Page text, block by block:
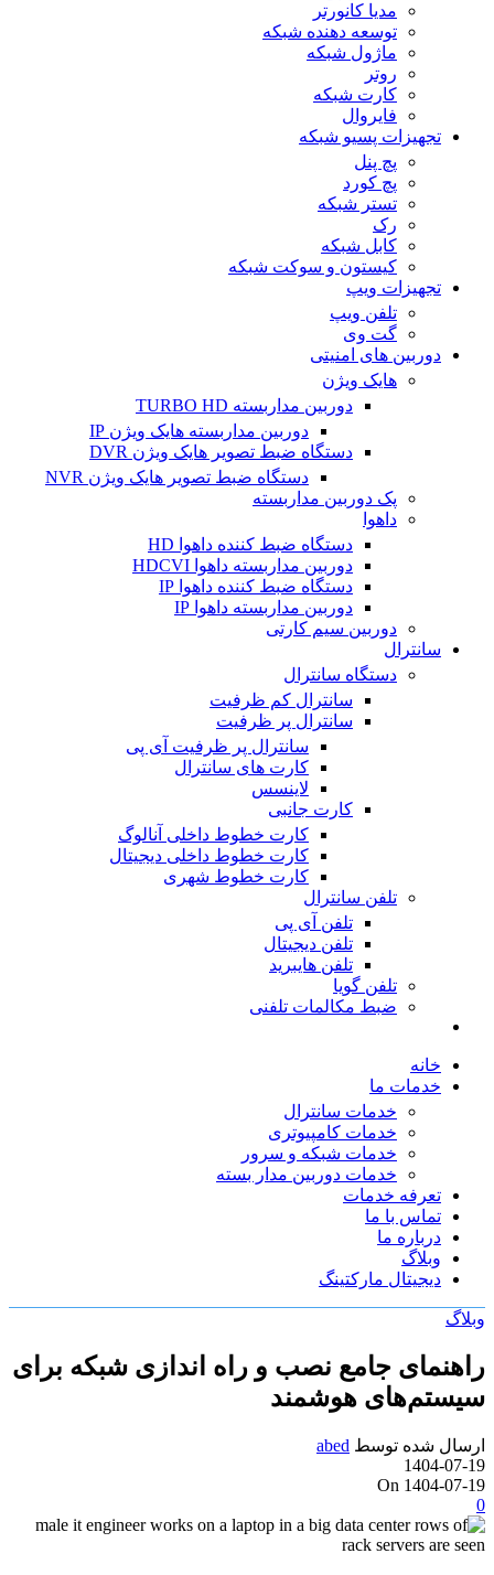
مدیا کانورتر
توسعه دهنده شبکه
ماژول شبکه
روتر
کارت شبکه
فایروال
تجهیزات پسیو شبکه
پچ پنل
پچ کورد
تستر شبکه
رک
کابل شبکه
کیستون و سوکت شبکه
تجهیزات ویپ
تلفن ویپ
گت وی
دوربین های امنیتی
هایک ویژن
دوربین مداربسته TURBO HD
دوربین مداربسته هایک ویژن IP
دستگاه ضبط تصویر هایک ویژن DVR
دستگاه ضبط تصویر هایک ویژن NVR
پک دوربین مداربسته
داهوا
دستگاه ضبط کننده داهوا HD
دوربین مداربسته داهوا HDCVI
دستگاه ضبط کننده داهوا IP
دوربین مداربسته داهوا IP
دوربین سیم کارتی
سانترال
دستگاه سانترال
سانترال کم ظرفیت
سانترال پر ظرفیت
سانترال پر ظرفیت آی پی
کارت های سانترال
لاینسس
کارت جانبی
کارت خطوط داخلی آنالوگ
کارت خطوط داخلی دیجیتال
کارت خطوط شهری
تلفن سانترال
تلفن آی پی
تلفن دیجیتال
تلفن هایبرید
تلفن گویا
ضبط مکالمات تلفنی
خانه
خدمات ما
خدمات سانترال
خدمات کامپیوتری
خدمات شبکه و سرور
خدمات دوربین مدار بسته
تعرفه خدمات
تماس با ما
درباره ما
وبلاگ
دیجیتال مارکتینگ
وبلاگ
راهنمای جامع نصب و راه اندازی شبکه برای
سیستم‌های هوشمند
ارسال شده توسط abed
1404-07-19
On 1404-07-19
0